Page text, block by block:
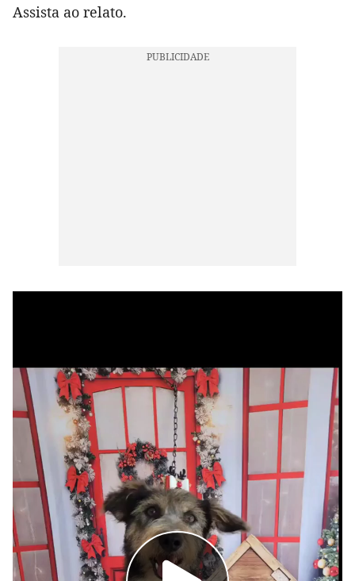
Assista ao relato.